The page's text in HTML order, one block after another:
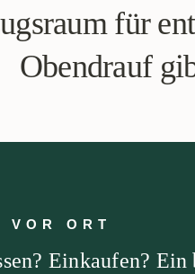
für
Obendrauf
VOR ORT
Einkaufen? Ein